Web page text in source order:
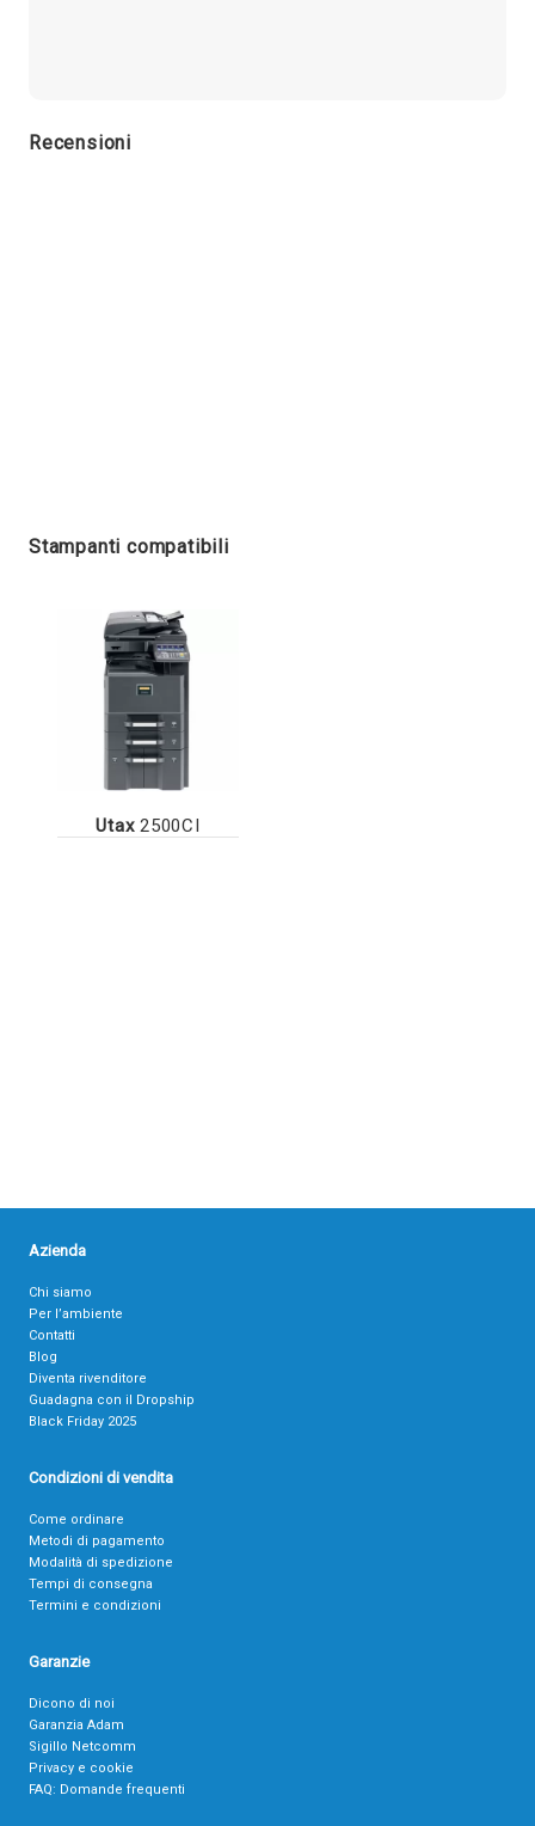
Recensioni
Stampanti compatibili
Utax2500CI
Azienda
Chi siamo
Per l’ambiente
Contatti
Blog
Diventa rivenditore
Guadagna con il Dropship
Black Friday 2025
Condizioni di vendita
Come ordinare
Metodi di pagamento
Modalità di spedizione
Tempi di consegna
Termini e condizioni
Garanzie
Dicono di noi
Garanzia Adam
Sigillo Netcomm
Privacy e cookie
FAQ: Domande frequenti